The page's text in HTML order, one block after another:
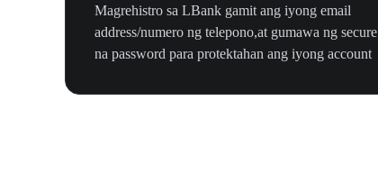
Magrehistro sa LBank gamit ang iyong email
address/numero ng telepono,at gumawa ng secure
na password para protektahan ang iyong account